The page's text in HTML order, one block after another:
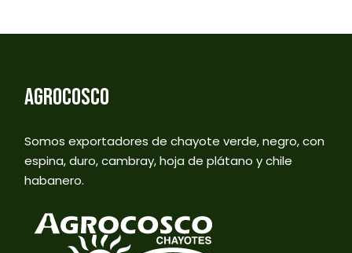
AGROCOSCO
Somos exportadores de chayote verde, negro, con
espina, duro, cambray, hoja de plátano y chile
habanero.